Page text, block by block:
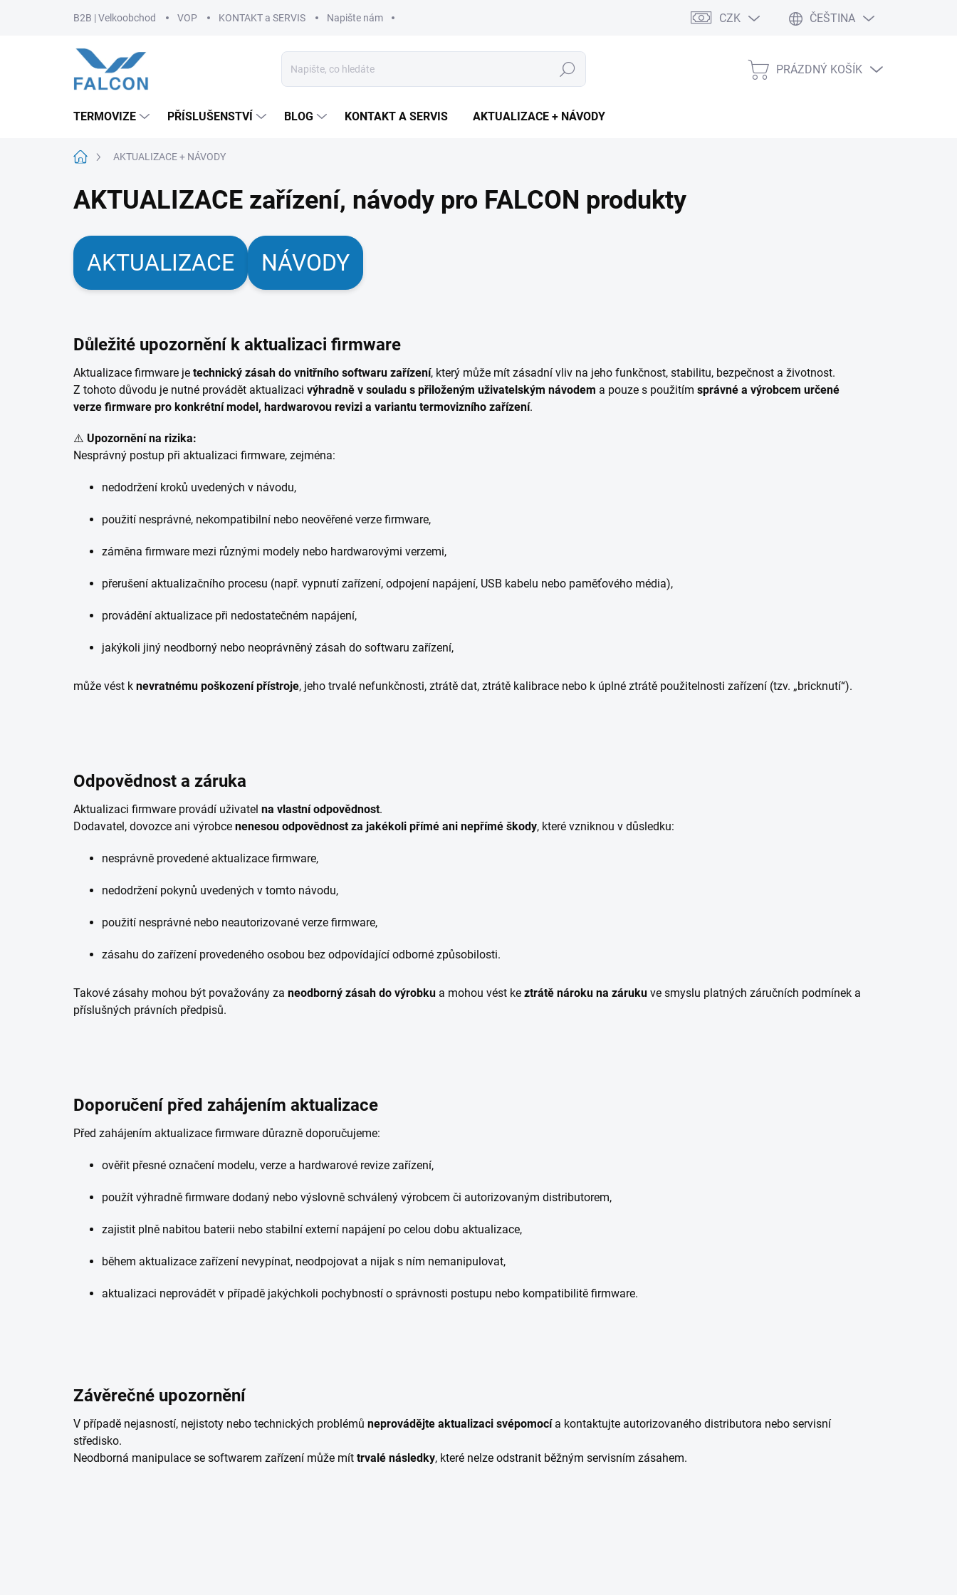
B2B | Velkoobchod VOP KONTAKT a SERVIS Napište nám CZK ČEŠTINA
Hledat
NÁKUPNÍ
PRÁZDNÝ KOŠÍK
TERMOVIZE PŘÍSLUŠENSTVÍ BLOG KONTAKT A SERVIS AKTUALIZACE + NÁVODY
Domů AKTUALIZACE + NÁVODY
AKTUALIZACE zařízení, návody pro FALCON produkty
AKTUALIZACE NÁVODY
Důležité upozornění k aktualizaci firmware
Aktualizace firmware je technický zásah do vnitřního softwaru zařízení, který může mít zásadní vliv na jeho funkčnost, stabilitu, bezpečnost a životnost.
Z tohoto důvodu je nutné provádět aktualizaci výhradně v souladu s přiloženým uživatelským návodem a pouze s použitím správné a výrobcem určené
verze firmware pro konkrétní model, hardwarovou revizi a variantu termovizního zařízení.
⚠️ Upozornění na rizika:
Nesprávný postup při aktualizaci firmware, zejména:
nedodržení kroků uvedených v návodu,
použití nesprávné, nekompatibilní nebo neověřené verze firmware,
záměna firmware mezi různými modely nebo hardwarovými verzemi,
přerušení aktualizačního procesu (např. vypnutí zařízení, odpojení napájení, USB kabelu nebo paměťového média),
provádění aktualizace při nedostatečném napájení,
jakýkoli jiný neodborný nebo neoprávněný zásah do softwaru zařízení,
může vést k nevratnému poškození přístroje, jeho trvalé nefunkčnosti, ztrátě dat, ztrátě kalibrace nebo k úplné ztrátě použitelnosti zařízení (tzv. „bricknutí“).
Odpovědnost a záruka
Aktualizaci firmware provádí uživatel na vlastní odpovědnost.
Dodavatel, dovozce ani výrobce nenesou odpovědnost za jakékoli přímé ani nepřímé škody, které vzniknou v důsledku:
nesprávně provedené aktualizace firmware,
nedodržení pokynů uvedených v tomto návodu,
použití nesprávné nebo neautorizované verze firmware,
zásahu do zařízení provedeného osobou bez odpovídající odborné způsobilosti.
Takové zásahy mohou být považovány za neodborný zásah do výrobku a mohou vést ke ztrátě nároku na záruku ve smyslu platných záručních podmínek a
příslušných právních předpisů.
Doporučení před zahájením aktualizace
Před zahájením aktualizace firmware důrazně doporučujeme:
ověřit přesné označení modelu, verze a hardwarové revize zařízení,
použít výhradně firmware dodaný nebo výslovně schválený výrobcem či autorizovaným distributorem,
zajistit plně nabitou baterii nebo stabilní externí napájení po celou dobu aktualizace,
během aktualizace zařízení nevypínat, neodpojovat a nijak s ním nemanipulovat,
aktualizaci neprovádět v případě jakýchkoli pochybností o správnosti postupu nebo kompatibilitě firmware.
Závěrečné upozornění
V případě nejasností, nejistoty nebo technických problémů neprovádějte aktualizaci svépomocía kontaktujte autorizovaného distributora nebo servisní
středisko.
Neodborná manipulace se softwarem zařízení může mít trvalé následky, které nelze odstranit běžným servisním zásahem.